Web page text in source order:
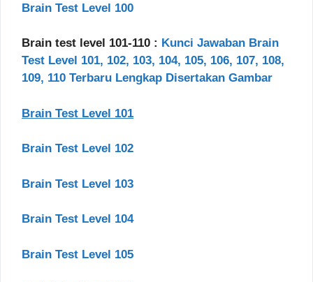
Brain Test Level 100
Brain test level 101-110 : Kunci Jawaban Brain
Test Level 101, 102, 103, 104, 105, 106, 107, 108,
109, 110 Terbaru Lengkap Disertakan Gambar
Brain Test Level 101
Brain Test Level 102
Brain Test Level 103
Brain Test Level 104
Brain Test Level 105